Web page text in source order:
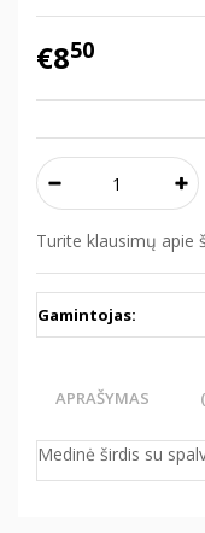
€850
Turite klausimų apie
Gamintojas:
APRAŠYMAS
Medinė širdis su